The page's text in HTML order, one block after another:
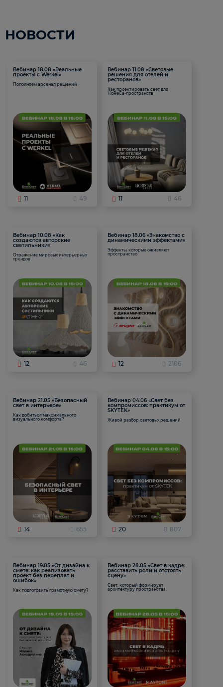
НОВОСТИ
Вебинар 18.08 «Реальные
проекты с Werkel»
Пополняем арсенал решений
11 49
Вебинар 11.08 «Световые
решения для отелей и
ресторанов»
Как проектировать свет для
HoReCa-пространств
11 46
Вебинар 10.08 «Как
создаются авторские
светильники»
Отражение мировых интерьерных
трендов
12 46
Вебинар 18.06 «Знакомство с
динамическими эффектами»
Эффекты, которые оживляют
пространство
12 2106
Вебинар 21.05 «Безопасный
свет в интерьере»
Как добиться максимального
визуального комфорта?
14 655
Вебинар 04.06 «Свет без
компромиссов: практикум от
SKYTEK»
Живой разбор световых решений
20 807
Вебинар 19.05 «От дизайна к
смете: как реализовать
проект без переплат и
ошибок»
Как подготовить грамотную смету?
Вебинар 28.05 «Свет в кадре:
расставить роли и отстоять
сцену»
Свет, который формирует
архитектуру пространства.